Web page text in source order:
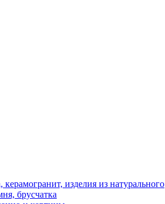
керамогранит, изделия из натурального
брусчатка